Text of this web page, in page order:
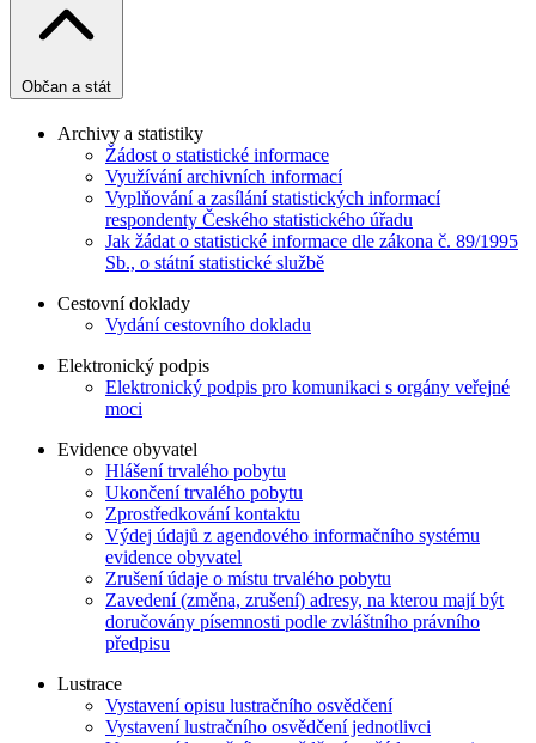
Občan a stát
Archivy a statistiky
Žádost o statistické informace
Využívání archivních informací
Vyplňování a zasílání statistických informací
respondenty Českého statistického úřadu
Jak žádat o statistické informace dle zákona č. 89/1995
Sb., o státní statistické službě
Cestovní doklady
Vydání cestovního dokladu
Elektronický podpis
Elektronický podpis pro komunikaci s orgány veřejné
moci
Evidence obyvatel
Hlášení trvalého pobytu
Ukončení trvalého pobytu
Zprostředkování kontaktu
Výdej údajů z agendového informačního systému
evidence obyvatel
Zrušení údaje o místu trvalého pobytu
Zavedení (změna, zrušení) adresy, na kterou mají být
doručovány písemnosti podle zvláštního právního
předpisu
Lustrace
Vystavení opisu lustračního osvědčení
Vystavení lustračního osvědčení jednotlivci